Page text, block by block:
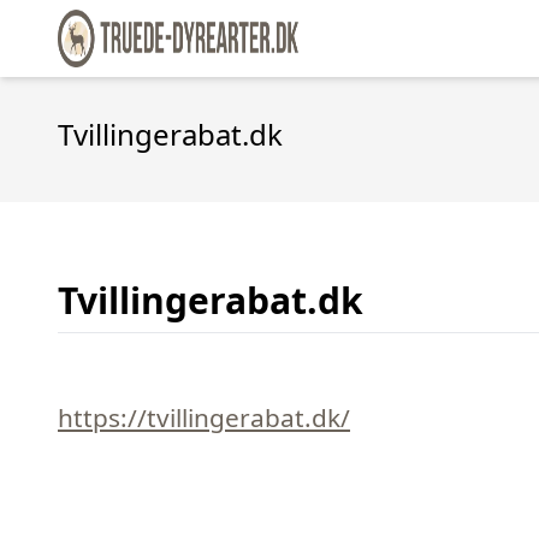
Tvillingerabat.dk
Tvillingerabat.dk
https://tvillingerabat.dk/